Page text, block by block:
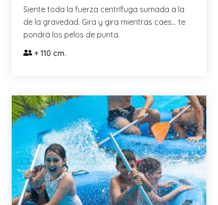
Siente toda la fuerza centrífuga sumada a la
de la gravedad. Gira y gira mientras caes... te
pondrá los pelos de punta.
+ 110 cm.